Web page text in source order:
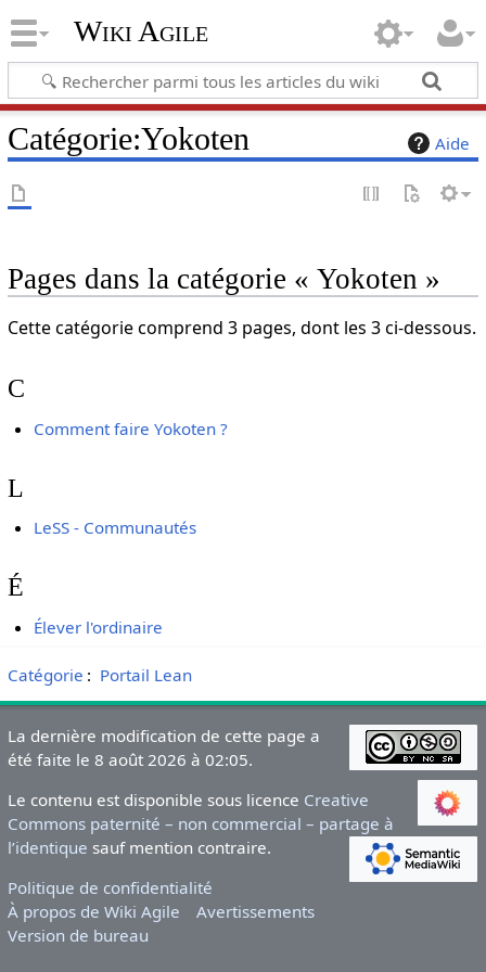
Wiki Agile
Aide
Catégorie:Yokoten
Pages dans la catégorie « Yokoten »
Cette catégorie comprend 3 pages, dont les 3 ci-dessous.
C
Comment faire Yokoten ?
L
LeSS - Communautés
É
Élever l'ordinaire
Catégorie : Portail Lean
La dernière modification de cette page a
été faite le 8 août 2026 à 02:05.
Le contenu est disponible sous licence Creative
Commons paternité – non commercial – partage à
l’identique sauf mention contraire.
Politique de confidentialité
À propos de Wiki Agile
Avertissements
Version de bureau